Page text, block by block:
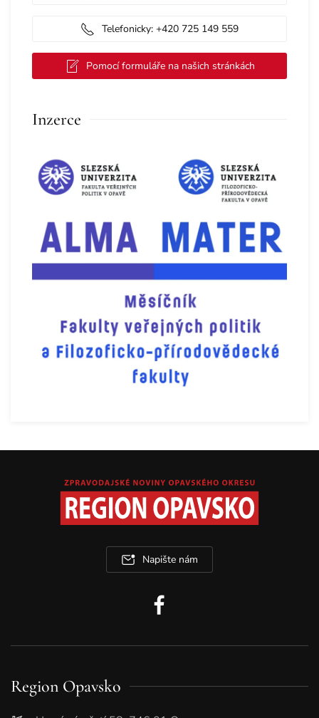
Telefonicky: +420 725 149 559
Pomocí formuláře na našich stránkách
Inzerce
Napište nám
Region Opavsko